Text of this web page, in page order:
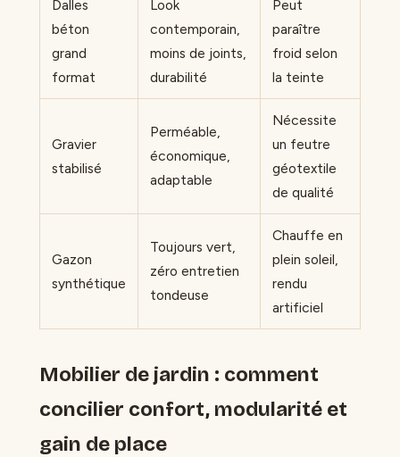
Dalles
béton
grand
format
Look
contemporain,
moins de joints,
durabilité
Peut
paraître
froid selon
la teinte
Gravier
stabilisé
Perméable,
économique,
adaptable
Nécessite
un feutre
géotextile
de qualité
Gazon
synthétique
Toujours vert,
zéro entretien
tondeuse
Chauffe en
plein soleil,
rendu
artificiel
Mobilier de jardin : comment
concilier confort, modularité et
gain de place